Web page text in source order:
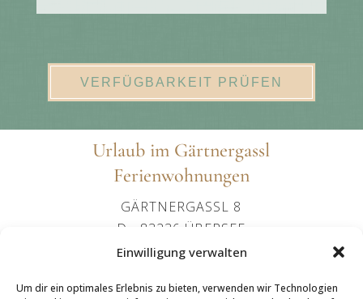
Einwilligung verwalten
Um dir ein optimales Erlebnis zu bieten, verwenden wir Technologien
VERFÜGBARKEIT PRÜFEN
Urlaub im Gärtnergassl
Ferienwohnungen
GÄRTNERGASSL 8
D - 83236 ÜBERSEE
+49 (0)151 24107602
UEBERSEE.DE